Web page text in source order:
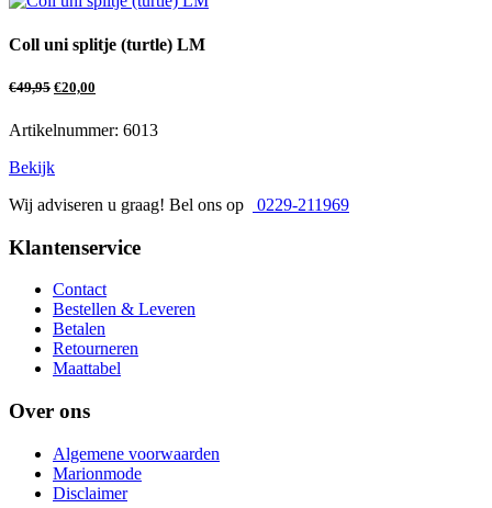
Coll uni splitje (turtle) LM
€49,95 €20,00
Artikelnummer: 6013
Bekijk
Wij adviseren u graag! Bel ons op
0229-211969
Klantenservice
Contact
Bestellen & Leveren
Betalen
Retourneren
Maattabel
Over ons
Algemene voorwaarden
Marionmode
Disclaimer